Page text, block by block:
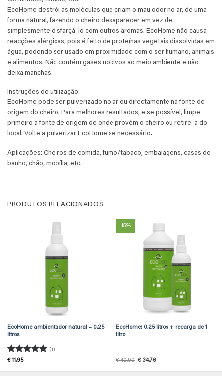
EcoHome destrói as moléculas que criam o mau odor no ar, de uma
forma natural, fazendo o cheiro desaparecer em vez de
simplesmente disfarçá-lo com outros aromas. EcoHome não causa
reacções alérgicas, pois é feito de proteínas vegetais dissolvidas em
água, podendo ser usado em proximidade com o ser humano, animais
e alimentos. Não contém gases nocivos ao meio ambiente e não
deixa manchas.
Instruções de utilização:
EcoHome pode ser pulverizado no ar ou directamente na fonte de
origem do cheiro. Para melhores resultados, e se possível, limpe
primeiro a fonte de origem de onde provém o cheiro ou retire-a do
local. Volte a pulverizar EcoHome se necessário.
Aplicações: Cheiros de comida, fumo/tabaco, embalagens, casas de
banho, chão, mobília, etc.
PRODUTOS RELACIONADOS
EcoHome ambientador natural – 0,25
litros
Avaliação
(1)
€11,95
-15%
EcoHome: 0,25 litros + recarga de 1
litro
€40,90 O
original
€34,76O
atual